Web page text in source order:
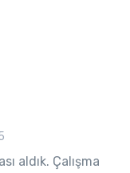
aldık. Çalışma